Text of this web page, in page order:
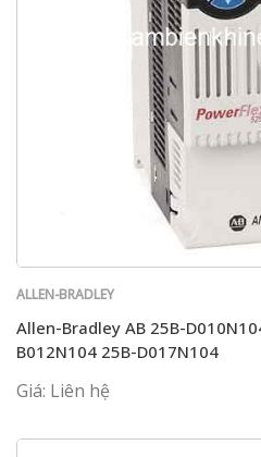
ALLEN-BRADLEY
Allen-Bradley AB 25B-
B012N104 25B-D017N104
Giá: Liên hệ